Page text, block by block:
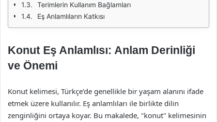
Terimlerin Kullanım Bağlamları
Eş Anlamlıların Katkısı
Konut Eş Anlamlısı: Anlam Derinliği
ve Önemi
Konut kelimesi, Türkçe’de genellikle bir yaşam alanını ifade
etmek üzere kullanılır. Eş anlamlıları ile birlikte dilin
zenginliğini ortaya koyar. Bu makalede, "konut" kelimesinin